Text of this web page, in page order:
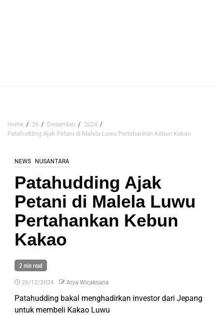
Home 26 Desember
2024
Patahudding Ajak Petani di Malela Luwu Pertahankan Kebun Kakao
NEWS NUSANTARA
Patahudding Ajak
Petani di Malela Luwu
Pertahankan Kebun
Kakao
2 min read
26/12/2024 Arya Wicaksana
Patahudding bakal menghadirkan investor dari Jepang
untuk membeli Kakao Luwu